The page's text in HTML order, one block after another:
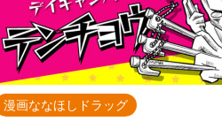
漫画ななほしドラッグ